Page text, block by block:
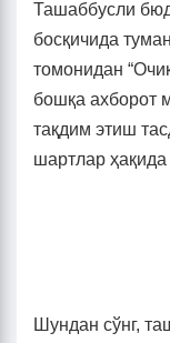
Ташаббусли
босқичида
томонидан
бошқа ахборот
тақдим этиш
шартлар
Шундан сўнг,